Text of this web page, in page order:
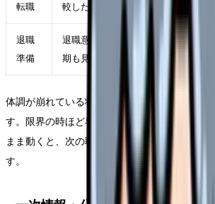
転職
較したい
退職
準備
退職意思が固く、引き継ぎ時
期も見えている
体調が崩れている状態で退職届だけを急ぐこ
す。限界の時ほど早く終わらせたくなります
まま動くと、次の職場選びで同じ条件を選ん
す。